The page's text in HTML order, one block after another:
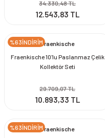
34.330,48 TL
12.543,83 TL
%63İNDİRİMFraenkische
Fraenkische 10'lu Paslanmaz Çelik
Kollektör Seti
29.709,07 TL
10.893,33 TL
%63İNDİRİMFraenkische